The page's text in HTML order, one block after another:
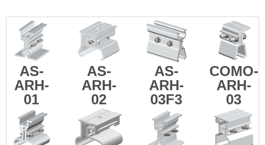
AS-
ARH-
01
AS-
ARH-
02
AS-
ARH-
03F3
COMO-
ARH-
03